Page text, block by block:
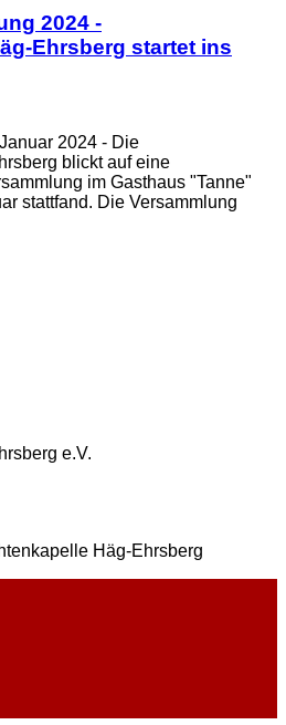
2024 -
Ehrsberg startet ins
2024 - Die
blickt auf eine
im Gasthaus "Tanne"
stattfand. Die Versammlung
e.V.
Häg-Ehrsberg